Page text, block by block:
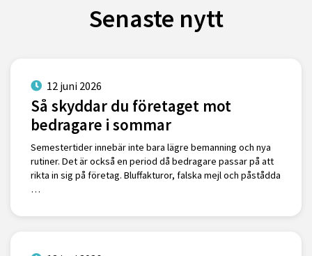
Senaste nytt
12 juni 2026
Så skyddar du företaget mot
bedragare i sommar
Semestertider innebär inte bara lägre bemanning och nya
rutiner. Det är också en period då bedragare passar på att
rikta in sig på företag. Bluffakturor, falska mejl och påstådda
…